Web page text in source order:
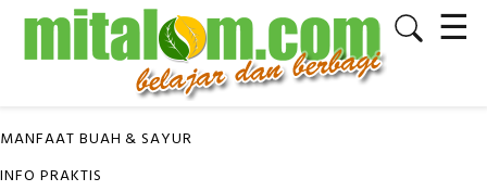
☰
✕
MANFAAT BUAH & SAYUR
INFO PRAKTIS